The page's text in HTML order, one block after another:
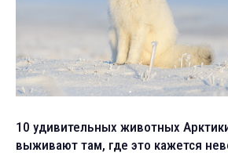
10 удивительных животных
выживают там, где это кажется